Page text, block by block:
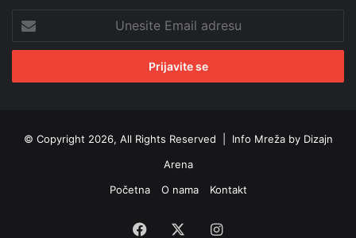
Email
adresu
© Copyright 2026, All Rights Reserved | Info Mreža by Dizajn
Arena
Početna
O nama Kontakt
Facebook Instagram